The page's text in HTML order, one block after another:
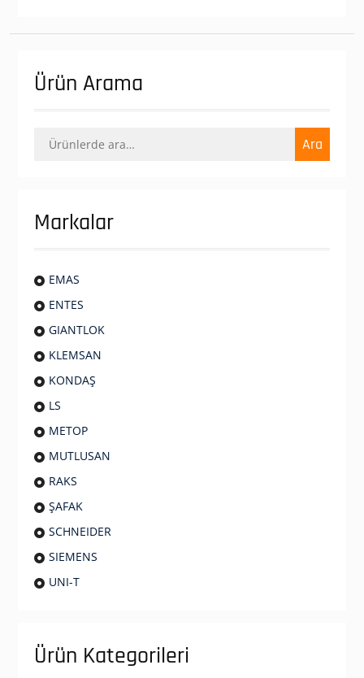
Ürün Arama
Ara: Ara
Markalar
EMAS
ENTES
GIANTLOK
KLEMSAN
KONDAŞ
LS
METOP
MUTLUSAN
RAKS
ŞAFAK
SCHNEIDER
SIEMENS
UNI-T
Ürün Kategorileri